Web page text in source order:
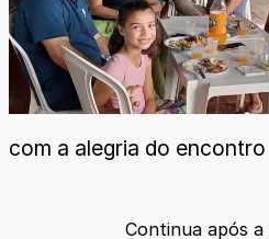
com a alegria do
Continua após a